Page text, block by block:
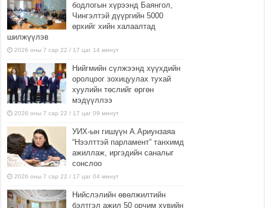
бодлогын хүрээнд Баянгол,
Чингэлтэй дүүргийн 5000
өрхийг хийн халаалтад
шилжүүлэв
2026 оны 7 сар 22 / 17 цаг 14 минут
Нийгмийн сүлжээнд хүүхдийн
оролцоог зохицуулах тухай
хуулийн төслийг өргөн
мэдүүллээ
2026 оны 7 сар 22 / 17 цаг 09 минут
УИХ-ын гишүүн А.Ариунзаяа
“Нээлттэй парламент” танхимд
ажиллаж, иргэдийн саналыг
сонслоо
2026 оны 7 сар 22 / 17 цаг 04 минут
Нийслэлийн өвөлжилтийн
бэлтгэл ажил 50 орчим хувийн